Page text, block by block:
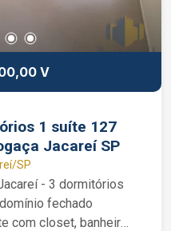
V
1 suíte 127
Jacareí SP
SP
fechado
com closet, banheiro